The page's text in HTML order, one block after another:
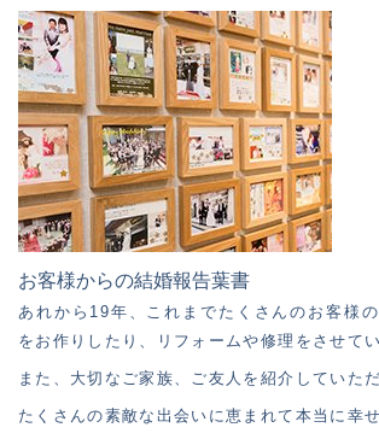
お客様からの結婚報告葉書
あれから19年、これまでたくさんのお客様
をお作りしたり、リフォームや修理をさせて
また、大切なご家族、ご友人を紹介していた
たくさんの素敵な出会いに恵まれて本当に幸せ